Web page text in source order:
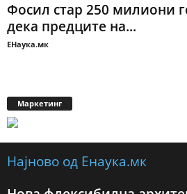
Фосил стар 250 милиони
дека предците на...
ЕНаука.мк
Маркетинг
Најново од Енаука.мк